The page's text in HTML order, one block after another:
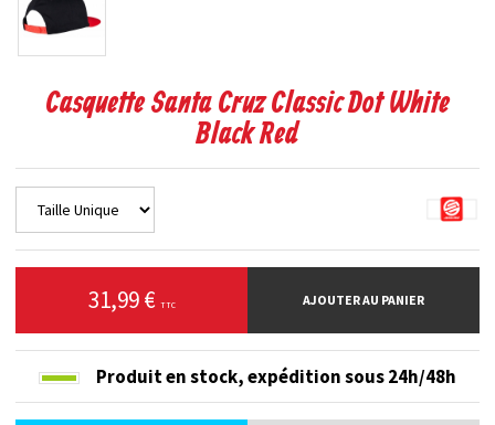
Casquette Santa Cruz Classic Dot White
Black Red
31,99 € TTC AJOUTER AU PANIER
Produit en stock,expédition sous 24h/48h